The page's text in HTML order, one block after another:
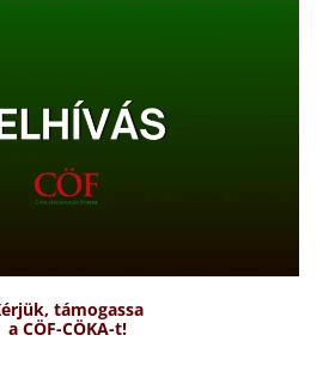
támogassa
a CÖF-CÖKA-t!